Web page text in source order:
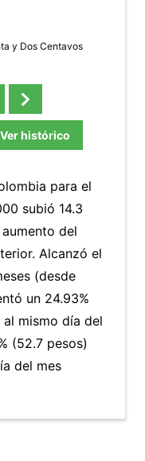
y Dos Centavos
Ver histórico
para el
subió 14.3
del
Alcanzó el
(desde
un 24.93%
mismo día del
(52.7 pesos)
del mes